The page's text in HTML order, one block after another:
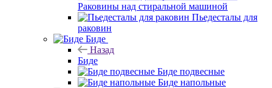
Раковины над стиральной машиной
Пьедесталы для
раковин
Биде
Назад
Биде
Биде подвесные
Биде напольные